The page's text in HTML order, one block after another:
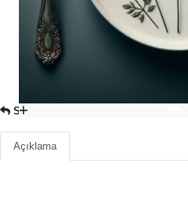
SOĞUK İÇECEKLER
Açıklama